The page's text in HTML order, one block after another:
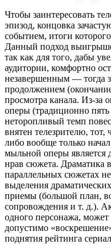
Чтобы заинтересовать
эпизод, концовка
событием, итоги
Данный подход
так как для того, дабы
аудитории, комфортно
незавершенным — тогда
продолжением
просмотра канала. Из-за
оперы (традиционно пять
неторопливый темп
внятен телезрителю, тот,
либо вообще только
мыльной оперы является
нрав сюжета. Драматика
параллельных сюжетах
выделения
приемы (большой план,
сопровождения и т. д.).
одного персонажа, может
допустимо
поднятия рейтинга